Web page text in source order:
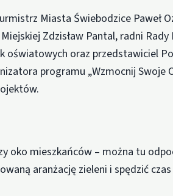
Miasta Świebodzice Paweł
Zdzisław Pantal, radni Rady
oświatowych oraz przedstawiciel
programu „Wzmocnij Swoje
oko mieszkańców – można tu
aranżację zieleni i spędzić